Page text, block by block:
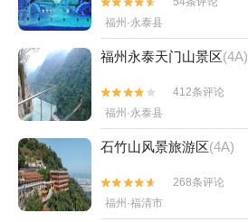
福州·永泰县
福州永泰天门山景区(4A)


412条评论
福州·永泰县
石竹山风景旅游区(4A)


268条评论
福州·福清市